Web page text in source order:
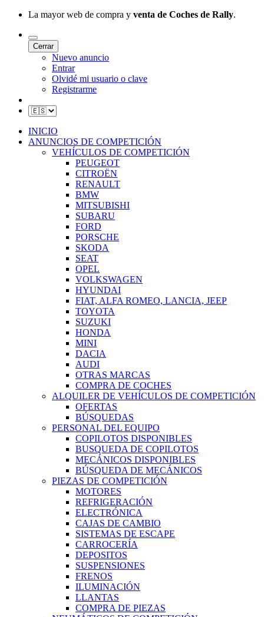
La mayor web de compra y venta de Coches de Rally.
Cerrar
Nuevo anuncio
Entrar
Olvidé mi usuario o clave
Registrarme
INICIO
ANUNCIOS DE COMPETICIÓN
VEHÍCULOS DE COMPETICIÓN
PEUGEOT
CITROËN
RENAULT
BMW
MITSUBISHI
SUBARU
FORD
PORSCHE
SKODA
SEAT
OPEL
VOLKSWAGEN
HYUNDAI
FIAT, ALFA ROMEO, LANCIA, JEEP
TOYOTA
SUZUKI
HONDA
MINI
DACIA
AUDI
OTRAS MARCAS
COMPRA DE COCHES
ALQUILER DE VEHÍCULOS DE COMPETICIÓN
OFERTAS
BÚSQUEDAS
PERSONAL DEL EQUIPO
COPILOTOS DISPONIBLES
BUSQUEDA DE COPILOTOS
MECÁNICOS DISPONIBLES
BÚSQUEDA DE MECÁNICOS
PIEZAS DE COMPETICIÓN
MOTORES
REFRIGERACIÓN
ELECTRÓNICA
CAJAS DE CAMBIO
SISTEMAS DE ESCAPE
CARROCERÍA
DEPOSITOS
SUSPENSIONES
FRENOS
ILUMINACIÓN
LLANTAS
COMPRA DE PIEZAS